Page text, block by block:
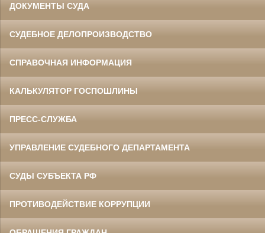
ДОКУМЕНТЫ СУДА
СУДЕБНОЕ ДЕЛОПРОИЗВОДСТВО
СПРАВОЧНАЯ ИНФОРМАЦИЯ
КАЛЬКУЛЯТОР ГОСПОШЛИНЫ
ПРЕСС-СЛУЖБА
УПРАВЛЕНИЕ СУДЕБНОГО ДЕПАРТАМЕНТА
СУДЫ СУБЪЕКТА РФ
ПРОТИВОДЕЙСТВИЕ КОРРУПЦИИ